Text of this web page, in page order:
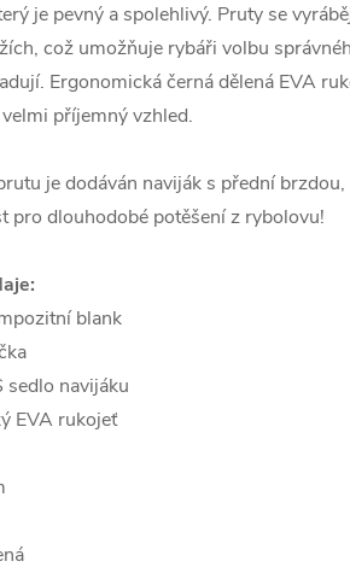
je pevný a spolehlivý. Pruty se
což umožňuje rybáři volbu
Ergonomická černá dělená EVA
příjemný vzhled.
je dodáván naviják s přední
pro dlouhodobé potěšení z rybolovu!
blank
sedlo navijáku
EVA rukojeť